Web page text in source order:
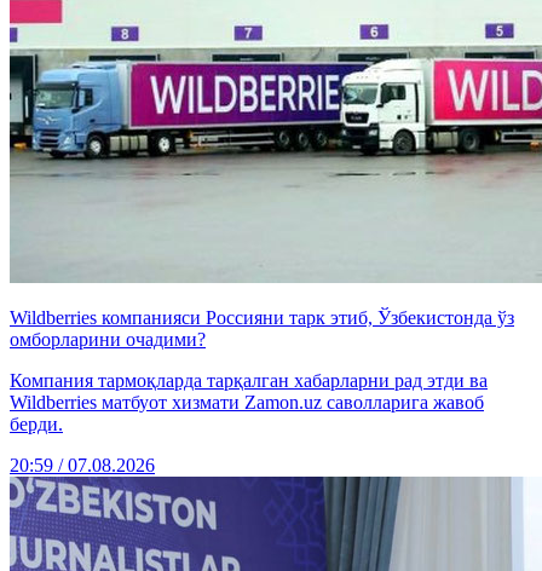
Wildberries компанияси Россияни тарк этиб, Ўзбекистонда ўз
омборларини очадими?
Компания тармоқларда тарқалган хабарларни рад этди ва
Wildberries матбуот хизмати Zamon.uz саволларига жавоб
берди.
20:59 / 07.08.2026